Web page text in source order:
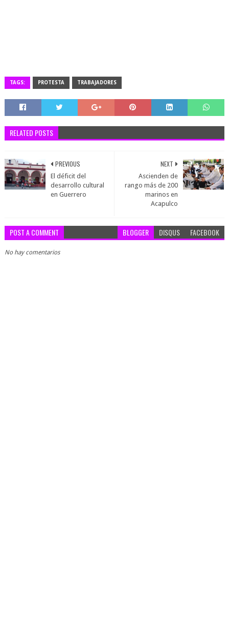
TAGS: PROTESTA TRABAJADORES
RELATED POSTS
NEXT
Ascienden de
rango más de 200
marinos en
Acapulco
PREVIOUS
El déficit del
desarrollo cultural
en Guerrero
POST A COMMENT BLOGGER DISQUS FACEBOOK
No hay comentarios